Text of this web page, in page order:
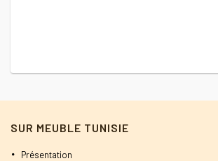
SUR MEUBLE TUNISIE
Présentation